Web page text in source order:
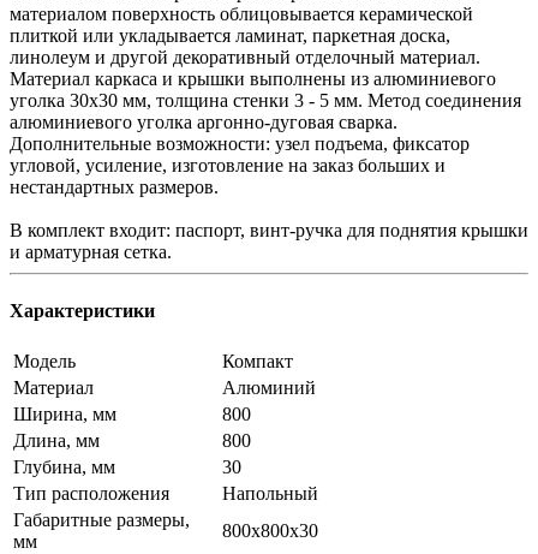
материалом поверхность облицовывается керамической
плиткой или укладывается ламинат, паркетная доска,
линолеум и другой декоративный отделочный материал.
Материал каркаса и крышки выполнены из алюминиевого
уголка 30х30 мм, толщина стенки 3 - 5 мм. Метод соединения
алюминиевого уголка аргонно-дуговая сварка.
Дополнительные возможности: узел подъема, фиксатор
угловой, усиление, изготовление на заказ больших и
нестандартных размеров.
В комплект входит: паспорт, винт-ручка для поднятия крышки
и арматурная сетка.
Характеристики
Модель
Компакт
Материал
Алюминий
Ширина, мм
800
Длина, мм
800
Глубина, мм
30
Тип расположения
Напольный
Габаритные размеры,
мм
800x800x30